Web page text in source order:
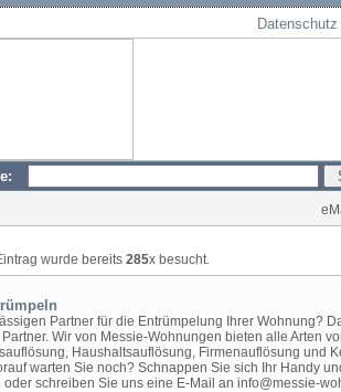
Datenschutz
wurde bereits 285x besucht.
Partner für die Entrümpelung Ihrer Wohnung?
Wir von Messie-Wohnungen bieten alle Arten
Haushaltsauflösung, Firmenauflösung und
warten Sie noch? Schnappen Sie sich Ihr Handy
schreiben Sie uns eine E-Mail an info@messie-